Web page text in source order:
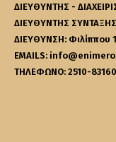
ΔΙΕΥΘΥΝΤΗΣ -
ΔΙΕΥΘΥΝΤΗΣ
ΔΙΕΥΘΥΝΣΗ: Φιλίππου
EMAILS:
ΤΗΛΕΦΩΝΟ: 2510-